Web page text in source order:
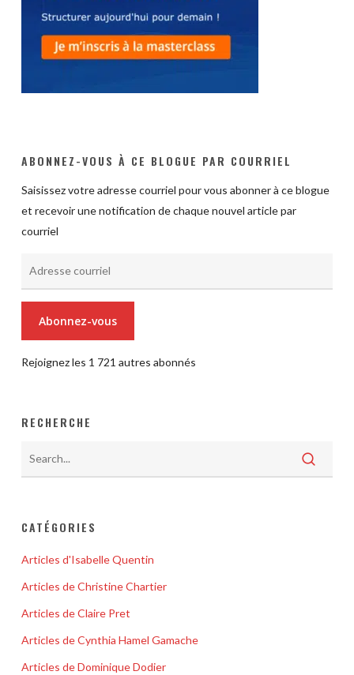
ABONNEZ-VOUS À CE BLOGUE PAR COURRIEL
Saisissez votre adresse courriel pour vous abonner à ce blogue
et recevoir une notification de chaque nouvel article par
courriel
Abonnez-vous
Rejoignez les 1 721 autres abonnés
RECHERCHE
CATÉGORIES
Articles d'Isabelle Quentin
Articles de Christine Chartier
Articles de Claire Pret
Articles de Cynthia Hamel Gamache
Articles de Dominique Dodier